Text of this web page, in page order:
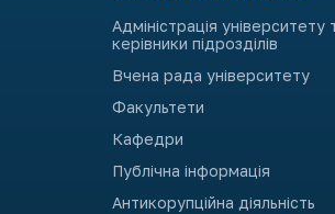
Адміністрація університету
керівники підрозділів
Вчена рада університету
Факультети
Кафедри
Публічна інформація
Антикорупційна діяльність